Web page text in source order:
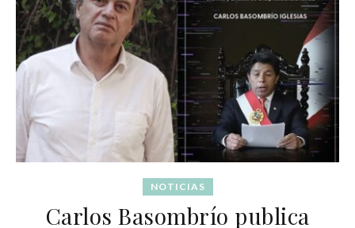
NOTICIAS
Carlos Basombrío publica